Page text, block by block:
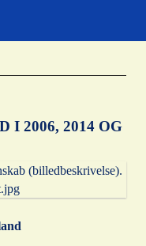
I 2006, 2014 OG